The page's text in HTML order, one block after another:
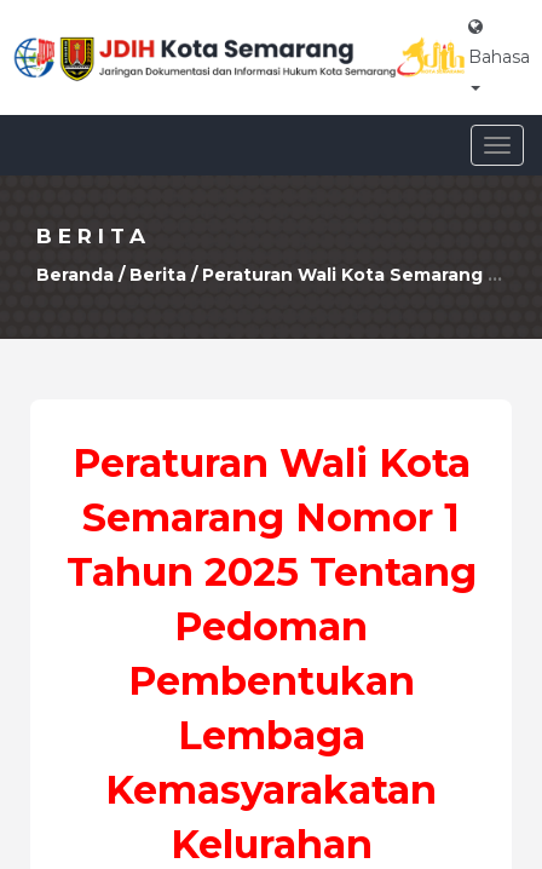
Bahasa
BERITA
Beranda / Berita / Peraturan Wali Kota Semarang Nomor 1 Tahun 2025 Tentang Pedoman Pembentukan Lembaga Kemasyarakatan Kelurahan
Peraturan Wali Kota
Semarang Nomor 1
Tahun 2025 Tentang
Pedoman
Pembentukan
Lembaga
Kemasyarakatan
Kelurahan